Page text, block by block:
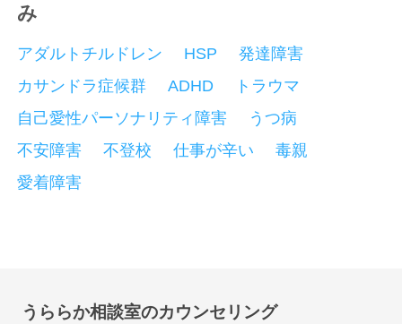
み
アダルトチルドレン HSP
発達障害
カサンドラ症候群
ADHD
トラウマ
自己愛性パーソナリティ障害
うつ病
不安障害
不登校 仕事が辛い
毒親
愛着障害
うららか相談室のカウンセリング